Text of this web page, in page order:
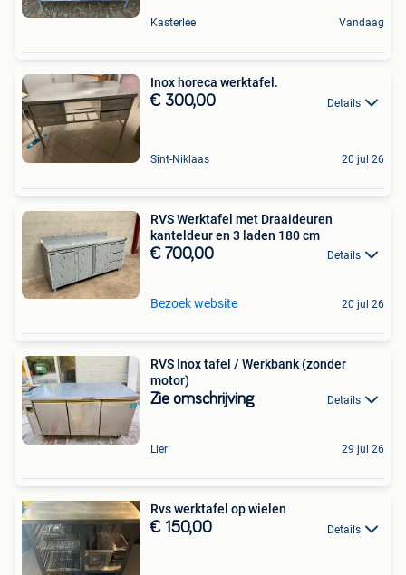
Kasterlee Vandaag
Inox horeca werktafel.
€ 300,00 Details
Sint-Niklaas 20 jul 26
RVS Werktafel met Draaideuren
kanteldeur en 3 laden 180 cm
€ 700,00 Details
Bezoek website 20 jul 26
RVS Inox tafel / Werkbank (zonder
motor)
Zie omschrijving Details
Lier 29 jul 26
Rvs werktafel op wielen
€ 150,00 Details